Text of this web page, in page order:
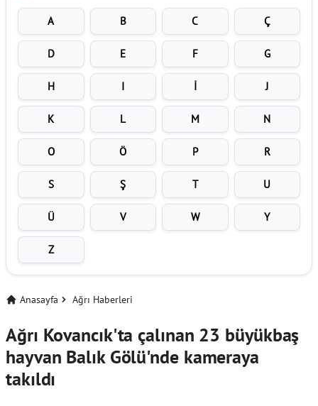
A B C Ç
D E F G
H I İ J
K L M N
O Ö P R
S Ş T U
Ü V W Y
Z
Anasayfa Ağrı Haberleri
Ağrı Kovancık'ta çalınan 23 büyükbaş
hayvan Balık Gölü'nde kameraya
takıldı